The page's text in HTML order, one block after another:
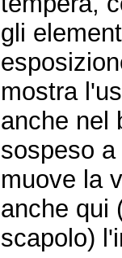
gli
mostra
anche nel
sospeso
muove la
anche qui
scapolo)